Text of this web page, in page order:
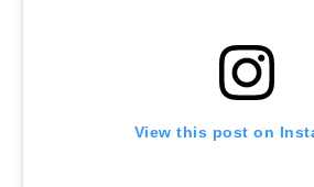
View this post on